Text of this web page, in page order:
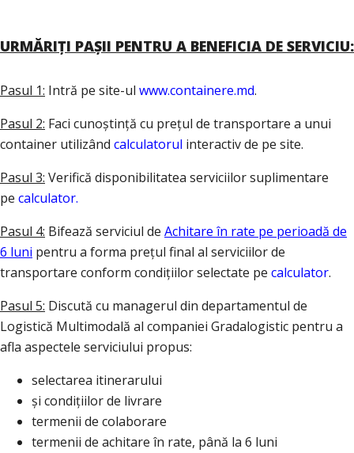
URMĂRIȚI PAȘII PENTRU A BENEFICIA DE SERVICIU:
Pasul 1: Intră pe site-ul www.containere.md.
Pasul 2: Faci cunoștință cu prețul de transportare a unui
container utilizând calculatorul interactiv de pe site.
Pasul 3: Verifică disponibilitatea serviciilor suplimentare
pe calculator.
Pasul 4: Bifează serviciul de Achitare în rate pe perioadă de
6 luni pentru a forma prețul final al serviciilor de
transportare conform condițiilor selectate pe calculator.
Pasul 5: Discută cu managerul din departamentul de
Logistică Multimodală al companiei Gradalogistic pentru a
afla aspectele serviciului propus:
selectarea itinerarului
și condițiilor de livrare
termenii de colaborare
termenii de achitare în rate, până la 6 luni